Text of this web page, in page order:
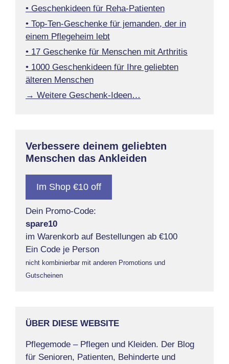
• Geschenkideen für Reha-Patienten
• Top-Ten-Geschenke für jemanden, der in
einem Pflegeheim lebt
• 17 Geschenke für Menschen mit Arthritis
• 1000 Geschenkideen für Ihre geliebten
älteren Menschen
→ Weitere Geschenk-Ideen…
Verbessere deinem geliebten
Menschen das Ankleiden
Im Shop €10 off
Dein Promo-Code:
spare10
im Warenkorb auf Bestellungen ab €100
Ein Code je Person
nicht kombinierbar mit anderen Promotions und
Gutscheinen
ÜBER DIESE WEBSITE
Pflegemode – Pflegen und Kleiden. Der Blog
für Senioren, Patienten, Behinderte und